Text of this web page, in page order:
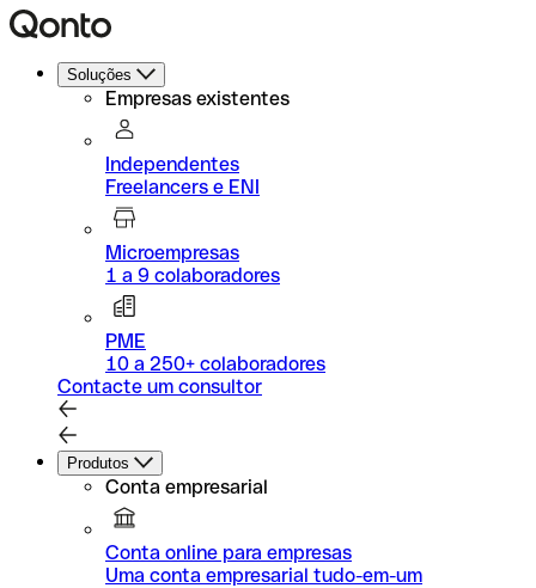
Soluções
Empresas existentes
Independentes
Freelancers e ENI
Microempresas
1 a 9 colaboradores
PME
10 a 250+ colaboradores
Contacte um consultor
Produtos
Conta empresarial
Conta online para empresas
Uma conta empresarial tudo-em-um